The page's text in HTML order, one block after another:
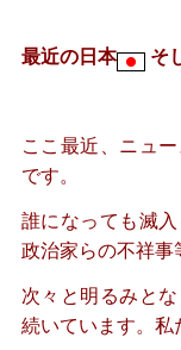
最近の日本 そ
ここ最近、ニュ
です。
誰になっても滅
政治家らの不祥事
次々と明るみと
続いています。私